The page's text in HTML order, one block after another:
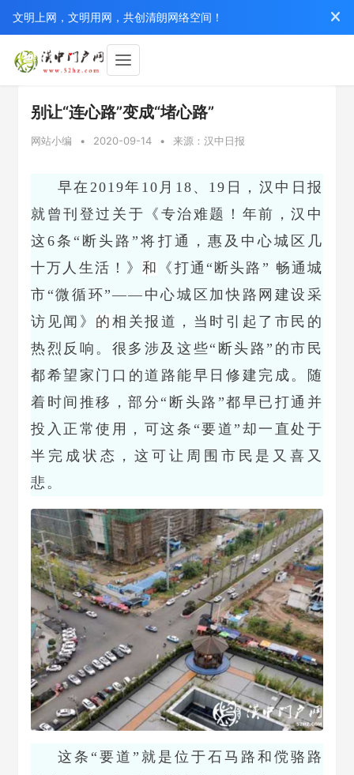
文明上网，文明用网，共创清朗网络空间！
别让“连心路”变成“堵心路”
网站小编 • 2020-09-14 • 来源：汉中日报
早在2019年10月18、19日，汉中日报
就曾刊登过关于 《专治难题！年前，汉中
这6条“断头路”将打通，惠及中心城区几
十万人生活！》和
《打通“断头路” 畅通城
市“微循环”——中心城区加快路网建设采
访见闻》 的 相关报道，当时引起了市民的
热烈反响。很多涉及这些“断头路”的市民
都希望家门口的道路能早日修建完成。随
着时间推移，部分“断头路”都早已打通并
投入正常使用，可这条“要道”却一直处于
半完成状态，这可让周围市民是又喜又
悲。
这条“要道”就是位于石马路和傥骆路